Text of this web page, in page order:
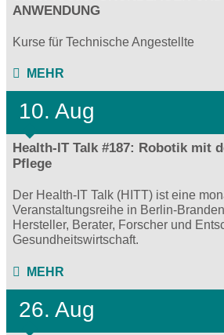
ANWENDUNG
Kurse für Technische Angestellte
MEHR
10. Aug
Health-IT Talk #187: Robotik mit
Pflege
Der Health-IT Talk (HITT) ist eine
Veranstaltungsreihe in Berlin-
Hersteller, Berater, Forscher und
Gesundheitswirtschaft.
MEHR
26. Aug